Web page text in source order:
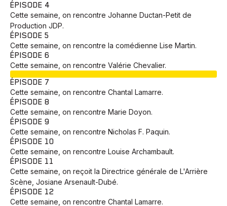
ÉPISODE 4
Cette semaine, on rencontre Johanne Ductan-Petit de
Production JDP.
ÉPISODE 5
Cette semaine, on rencontre la comédienne Lise Martin.
ÉPISODE 6
Cette semaine, on rencontre Valérie Chevalier.
ÉPISODE 7
Cette semaine, on rencontre Chantal Lamarre.
ÉPISODE 8
Cette semaine, on rencontre Marie Doyon.
ÉPISODE 9
Cette semaine, on rencontre Nicholas F. Paquin.
ÉPISODE 10
Cette semaine, on rencontre Louise Archambault.
ÉPISODE 11
Cette semaine, on reçoit la Directrice générale de L'Arrière
Scène, Josiane Arsenault-Dubé.
ÉPISODE 12
Cette semaine, on rencontre Chantal Lamarre.